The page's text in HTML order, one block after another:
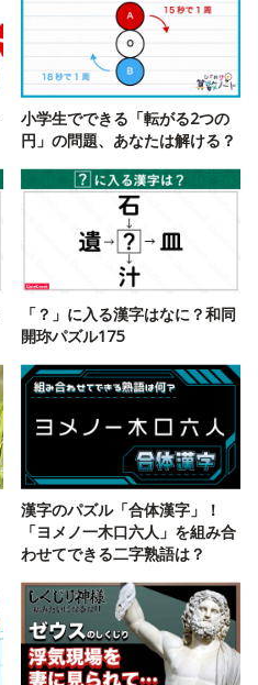
小学生でできる「転がる2つの
円」の問題、あなたは解ける？
「？」に入る漢字はなに？和同
開珎パズル175
漢字のパズル「合体漢字」！
「ヨメノ一木口六人」を組み合
わせてできる二字熟語は？